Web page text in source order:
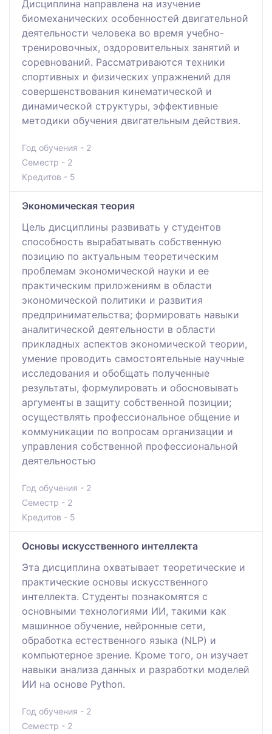
Дисциплина направлена на изучение
биомеханических особенностей двигательной
деятельности человека во время учебно-
тренировочных, оздоровительных занятий и
соревнований. Рассматриваются техники
спортивных и физических упражнений для
совершенствования кинематической и
динамической структуры, эффективные
методики обучения двигательным действия.
Год обучения - 2
Семестр - 2
Кредитов - 5
Экономическая теория
Цель дисциплины развивать у студентов
способность вырабатывать собственную
позицию по актуальным теоретическим
проблемам экономической науки и ее
практическим приложениям в области
экономической политики и развития
предпринимательства; формировать навыки
аналитической деятельности в области
прикладных аспектов экономической теории,
умение проводить самостоятельные научные
исследования и обобщать полученные
результаты, формулировать и обосновывать
аргументы в защиту собственной позиции;
осуществлять профессиональное общение и
коммуникации по вопросам организации и
управления собственной профессиональной
деятельностью
Год обучения - 2
Семестр - 2
Кредитов - 5
Основы искусственного интеллекта
Эта дисциплина охватывает теоретические и
практические основы искусственного
интеллекта. Студенты познакомятся с
основными технологиями ИИ, такими как
машинное обучение, нейронные сети,
обработка естественного языка (NLP) и
компьютерное зрение. Кроме того, он изучает
навыки анализа данных и разработки моделей
ИИ на основе Python.
Год обучения - 2
Семестр - 2